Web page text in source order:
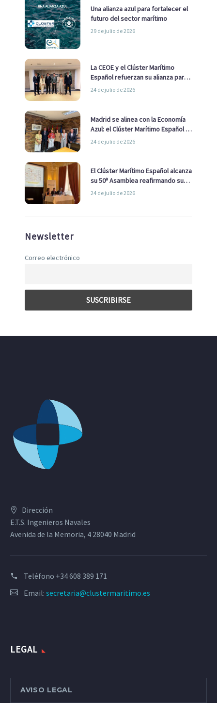
Una alianza azul para fortalecer el
futuro del sector marítimo
29 de julio de 2026
La CEOE y el Clúster Marítimo
Español refuerzan su alianza para
impulsar una estrategia Nacional
24 de julio de 2026
Madrid se alinea con la Economía
Azul: el Clúster Marítimo Español y
la Real Liga Naval avanzan alianzas
24 de julio de 2026
El Clúster Marítimo Español alcanza
su 50ª Asamblea reafirmando su
liderazgo en la Economía Azul
24 de julio de 2026
Newsletter
Correo electrónico
Dirección
E.T.S. Ingenieros Navales
Avenida de la Memoria, 4 28040 Madrid
Teléfono +34 608 389 171
Email: secretaria@clustermaritimo.es
LEGAL
AVISO LEGAL